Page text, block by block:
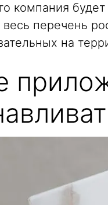
компания
весь перечень
на